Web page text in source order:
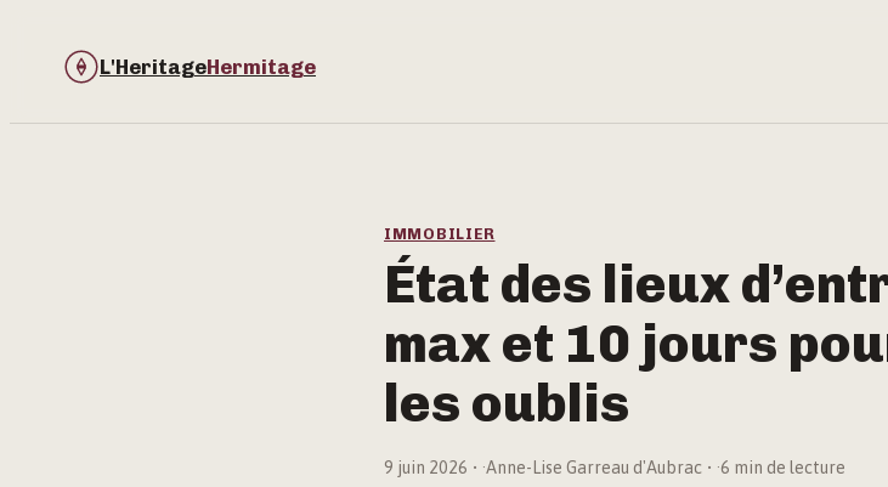
L'HeritageHermitage
IMMOBILIER
État des lieux
max et 10 jours
les oublis
9 juin 2026 ·Anne-Lise Garreau d'Aubrac ·6 min de lecture